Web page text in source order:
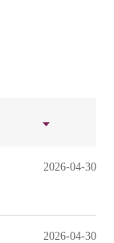
2026-04-30
2026-04-30